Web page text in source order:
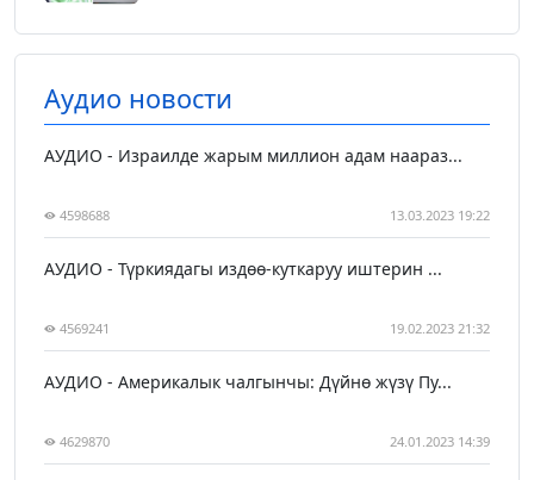
Аудио новости
АУДИО - Израилде жарым миллион адам наараз...
4598688 13.03.2023 19:22
АУДИО - Түркиядагы издөө-куткаруу иштерин ...
4569241 19.02.2023 21:32
АУДИО - Америкалык чалгынчы: Дүйнө жүзү Пу...
4629870 24.01.2023 14:39